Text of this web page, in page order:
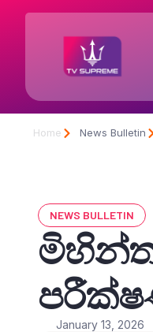
Home News Bulletin
NEWS BULLETIN
January 13, 2026